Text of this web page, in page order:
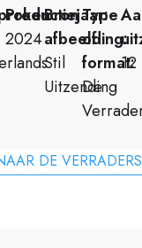
Productiejaar:
2024
Bron
afbeelding:
Stil
Uitzending
Type
of
format:
De
12
DE VERRADERS